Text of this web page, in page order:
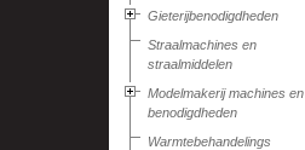
Gieterijbenodigdheden
Straalmachines en
straalmiddelen
Modelmakerij machines en
benodigdheden
Warmtebehandelings